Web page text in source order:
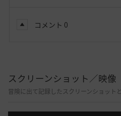
コメント 0
スクリーンショット／映像
冒険に出て記録したスクリーンショット